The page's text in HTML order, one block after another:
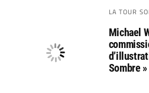
LA TOUR
Michael
Sombre »